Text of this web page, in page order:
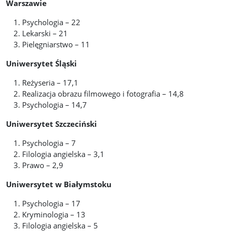
Warszawie
Psychologia – 22
Lekarski – 21
Pielęgniarstwo – 11
Uniwersytet Śląski
Reżyseria – 17,1
Realizacja obrazu filmowego i fotografia – 14,8
Psychologia – 14,7
Uniwersytet Szczeciński
Psychologia – 7
Filologia angielska – 3,1
Prawo – 2,9
Uniwersytet w Białymstoku
Psychologia – 17
Kryminologia – 13
Filologia angielska – 5